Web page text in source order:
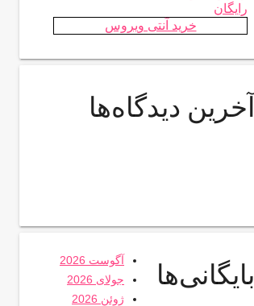
رایگان
خرید آنتی ویروس
آخرین دیدگاه‌ها
بایگانی‌ها
آگوست 2026
جولای 2026
ژوئن 2026